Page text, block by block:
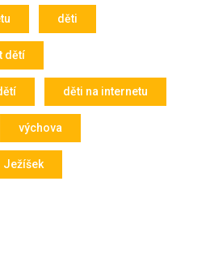
děti
dětí
děti na internetu
výchova
Ježíšek